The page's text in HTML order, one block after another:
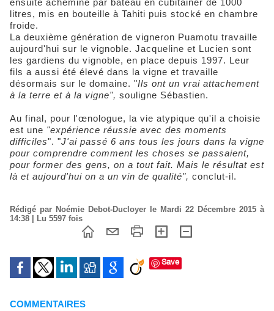
ensuite acheminé par bateau en cubitainer de 1000
litres, mis en bouteille à Tahiti puis stocké en chambre
froide.
La deuxième génération de vigneron Puamotu travaille
aujourd'hui sur le vignoble. Jacqueline et Lucien sont
les gardiens du vignoble, en place depuis 1997. Leur
fils a aussi été élevé dans la vigne et travaille
désormais sur le domaine. "Ils ont un vrai attachement
à la terre et à la vigne", souligne Sébastien.
Au final, pour l'œnologue, la vie atypique qu'il a choisie
est une "expérience réussie avec des moments
difficiles". "J'ai passé 6 ans tous les jours dans la vigne
pour comprendre comment les choses se passaient,
pour former des gens, on a tout fait. Mais le résultat est
là et aujourd'hui on a un vin de qualité", conclut-il.
Rédigé par Noémie Debot-Ducloyer le Mardi 22 Décembre 2015 à
14:38 | Lu 5597 fois
Save
COMMENTAIRES